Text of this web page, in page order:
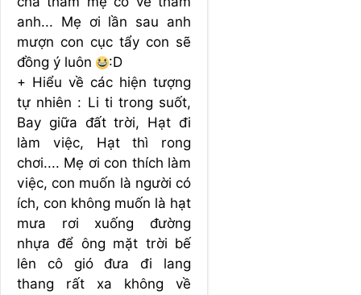
anh... Mẹ ơi lần sau anh
mượn con cục tẩy con sẽ
đồng ý luôn
:D
+ Hiểu về các hiện tượng
tự nhiên : Li ti trong suốt,
Bay giữa đất trời, Hạt đi
làm việc, Hạt thì rong
chơi.... Mẹ ơi con thích làm
việc, con muốn là người có
ích, con không muốn là hạt
mưa rơi xuống đường
nhựa để ông mặt trời bế
lên cô gió đưa đi lang
thang rất xa không về